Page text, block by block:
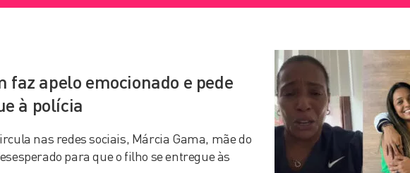
faz apelo emocionado e pede
à polícia
nas redes sociais, Márcia Gama, mãe do
para que o filho se entregue às